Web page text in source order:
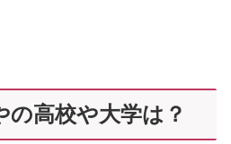
高校や大学は？